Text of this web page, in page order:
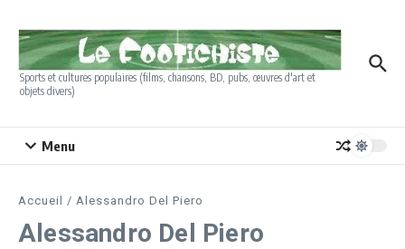
Sports et cultures populaires (films, chansons, BD, pubs, œuvres d'art et
objets divers)
Menu
Accueil / Alessandro Del Piero
Alessandro Del Piero